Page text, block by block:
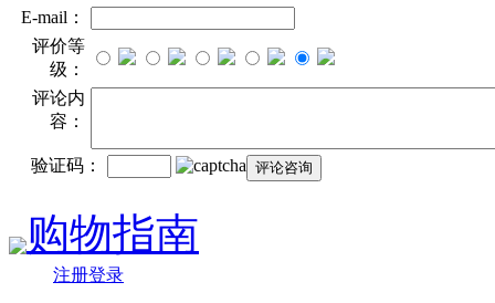
E-mail：
评价等
级：
评论内
容：
验证码：
购物指南
注册登录